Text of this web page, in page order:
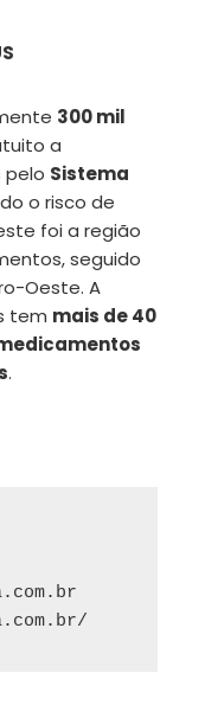
300 mil
a
Sistema
o risco de
foi a região
seguido
Oeste. A
tem mais de 40
.